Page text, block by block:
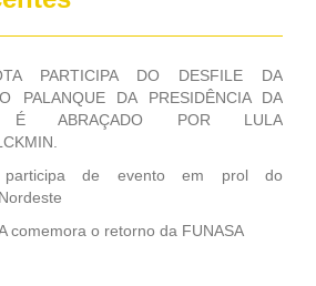
PARTICIPA DO DESFILE DA
PALANQUE DA PRESIDÊNCIA DA
É ABRAÇADO POR LULA
participa de evento em prol do
comemora o retorno da FUNASA